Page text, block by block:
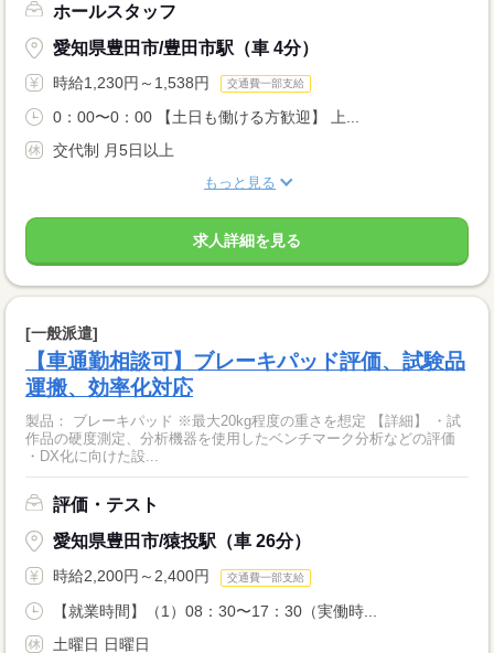
ホールスタッフ
愛知県豊田市/豊田市駅（車 4分）
時給1,230円～1,538円 交通費一部支給
0：00〜0：00 【土日も働ける方歓迎】 上...
交代制 月5日以上
もっと見る
求人詳細を見る
[一般派遣]
【車通勤相談可】ブレーキパッド評価、試験品
運搬、効率化対応
製品： ブレーキパッド ※最大20kg程度の重さを想定 【詳細】 ・試
作品の硬度測定、分析機器を使用したベンチマーク分析などの評価
・DX化に向けた設...
評価・テスト
愛知県豊田市/猿投駅（車 26分）
時給2,200円～2,400円 交通費一部支給
【就業時間】（1）08：30〜17：30（実働時...
土曜日 日曜日